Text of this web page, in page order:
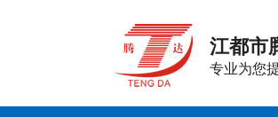
江都市
专业为您